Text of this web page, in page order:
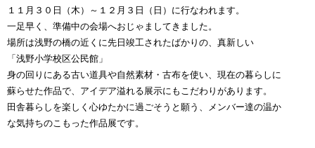
１１月３０日（木）～１２月３日（日）に行なわれます。
一足早く、準備中の会場へおじゃましてきました。
場所は浅野の橋の近くに先日竣工されたばかりの、真新しい
「浅野小学校区公民館」
身の回りにある古い道具や自然素材・古布を使い、現在の暮らしに
蘇らせた作品で、アイデア溢れる展示にもこだわりがあります。
田舎暮らしを楽しく心ゆたかに過ごそうと願う、メンバー達の温か
な気持ちのこもった作品展です。